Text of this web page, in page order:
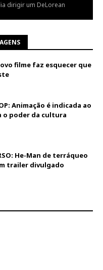
dirigir um DeLorean
filme faz esquecer que
Animação é indicada ao
o poder da cultura
He-Man de terráqueo
trailer divulgado